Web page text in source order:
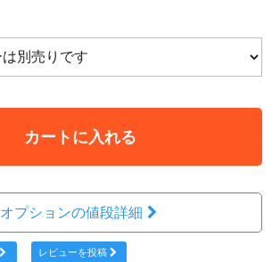
カートに入れる
オプションの値段詳細
レビューを投稿